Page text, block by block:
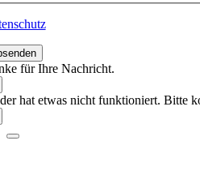
für Ihre Nachricht.
hat etwas nicht funktioniert. Bitte